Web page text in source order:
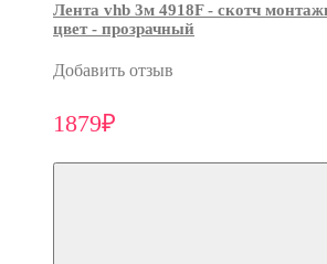
Лента vhb 3м 4918F - скотч
цвет - прозрачный
Добавить отзыв
1879₽